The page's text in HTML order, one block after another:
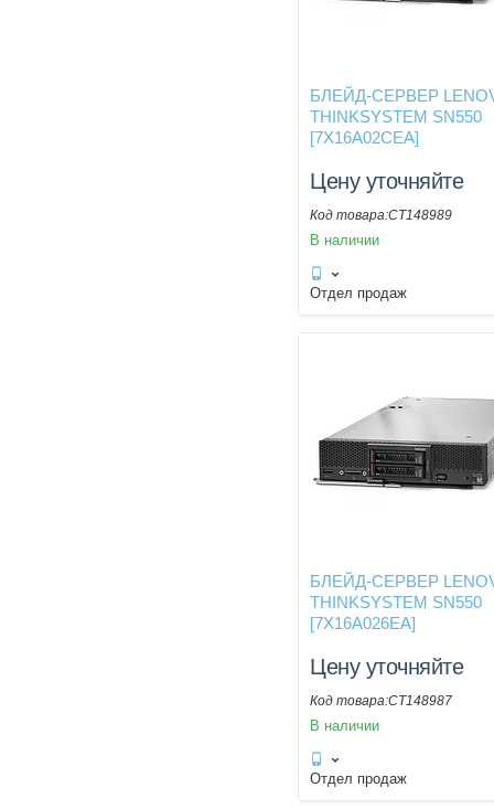
БЛЕЙД-СЕРВЕР
THINKSYSTEM SN550
[7X16A02CEA]
Цену уточняйте
CT148989
В наличии
Отдел продаж
БЛЕЙД-СЕРВЕР
THINKSYSTEM SN550
[7X16A026EA]
Цену уточняйте
CT148987
В наличии
Отдел продаж